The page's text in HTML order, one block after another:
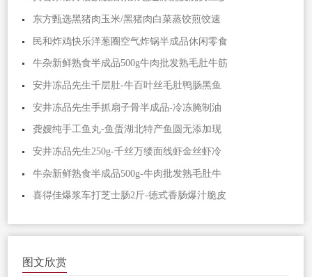
东方甄选黑猪肉玉米/黑猪肉白菜蒸饺煎饺速
民和炸鸡快乐洋葱圈空气炸锅半成品休闲零食
牛杂新鲜熟食半成品500g牛肉批发熟毛肚牛筋
安井冻品先生千层肚-牛百叶丝毛肚鸭肠黑鱼
安井冻品先生手抓扇子骨半成品-冷冻腌制油
龚嫂纯手工鱼丸-鱼蛋湖北特产鱼圆无添加现
安井冻品先生250g-千丝万缕面线虾金丝虾冷
牛杂新鲜熟食半成品500g-牛肉批发熟毛肚牛
喜得佳爆浆车打芝士肠2斤-德式香肠爆汁脆皮
图文欣赏